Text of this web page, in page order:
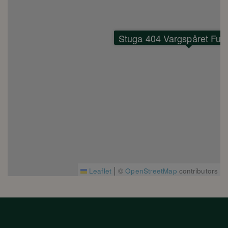
Stuga 404 Vargspåret
Leaflet | ©OpenStreetMap contributors